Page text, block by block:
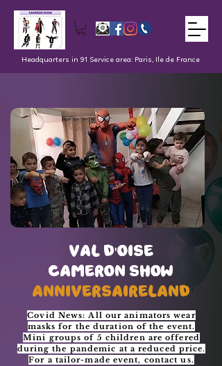
Headquarters in 91 Service area: Paris, Ile de France
val d'oise
Cameron Show
AnniversaireLand
val d'oise
Cameron Show
AnniversaireLand
Covid News: All our animators wear
masks for the duration of the event.
Mini groups of 5 children are offered
during the pandemic at a reduced price.
For a tailor-made event, contact us.